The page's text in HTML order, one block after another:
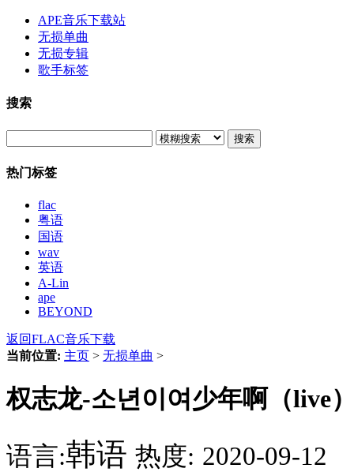
APE音乐下载站
无损单曲
无损专辑
歌手标签
搜索
搜索
热门标签
flac
粤语
国语
wav
英语
A-Lin
ape
BEYOND
返回FLAC音乐下载
当前位置: 主页 > 无损单曲 >
权志龙-소년이여少年啊（live
语言:韩语 热度: 2020-09-12